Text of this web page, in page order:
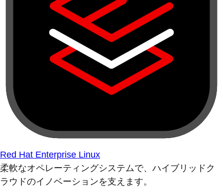
Red Hat Enterprise Linux
柔軟なオペレーティングシステムで、ハイブリッドク
ラウドのイノベーションを支えます。